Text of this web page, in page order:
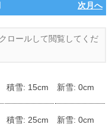
次月へ
積雪: 15cm 新雪: 0cm
積雪: 25cm 新雪: 0cm